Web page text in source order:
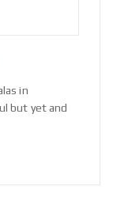
in
but yet and